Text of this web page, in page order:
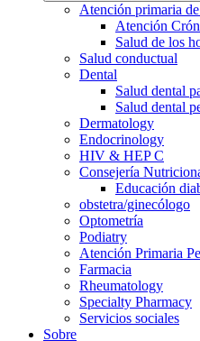
Atención primaria
Atención
Salud de los
Salud conductual
Dental
Salud dental
Salud dental
Dermatology
Endocrinology
HIV & HEP C
Consejería
Educación
obstetra/ginecólogo
Optometría
Podiatry
Atención Primaria
Farmacia
Rheumatology
Specialty Pharmacy
Servicios sociales
Sobre